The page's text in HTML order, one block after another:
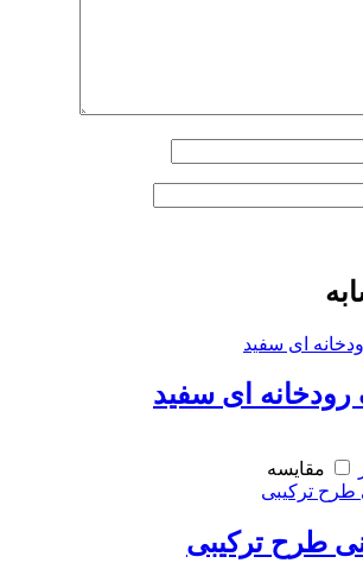
ای سفید
مقایسه
طرح ترکیبی